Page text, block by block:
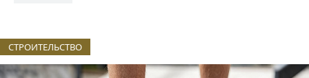
СТРОИТЕЛЬСТВО